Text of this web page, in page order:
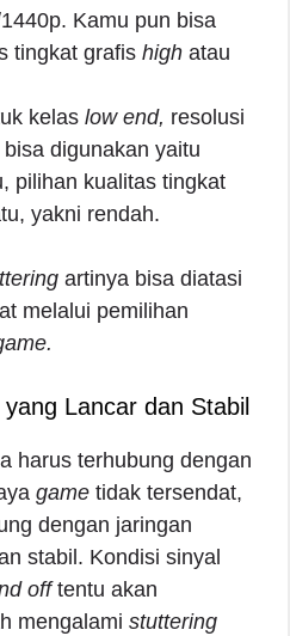
Kamu pun bisa
tingkat grafis high atau
kelas low end, resolusi
digunakan yaitu
pilihan kualitas tingkat
yakni rendah.
artinya bisa diatasi
melalui pemilihan
Lancar dan Stabil
harus terhubung dengan
game tidak tersendat,
dengan jaringan
stabil. Kondisi sinyal
offtentu akan
mengalami stuttering